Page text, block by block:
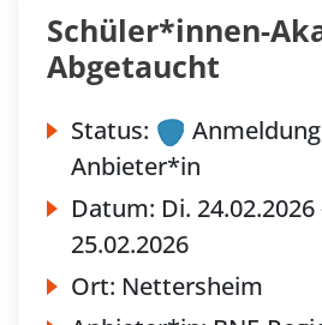
Schüler*innen-
Abgetaucht
Status:
Anbieter*in
Datum: Di. 24.02.2026
25.02.2026
Ort: Nettersheim